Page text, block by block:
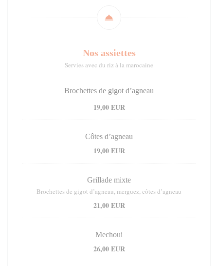
Nos assiettes
Servies avec du riz à la marocaine
Brochettes de gigot d’agneau
19,00 EUR
Côtes d’agneau
19,00 EUR
Grillade mixte
Brochettes de gigot d’agneau, merguez, côtes d’agneau
21,00 EUR
Mechoui
26,00 EUR